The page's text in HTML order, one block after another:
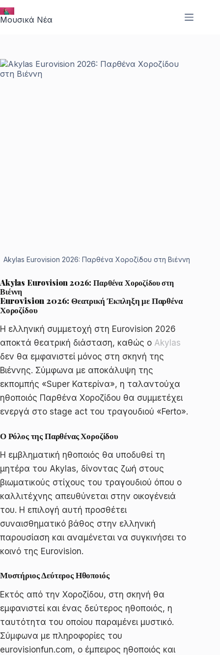
στο
περιεχόμενο
Μουσικά Νέα
Akylas Eurovision 2026: Παρθένα Χοροζίδου στη Βιέννη
Akylas Eurovision 2026: Παρθένα Χοροζίδου στη
Βιέννη
Eurovision 2026: Θεατρική Έκπληξη με Παρθένα
Χοροζίδου
Η ελληνική συμμετοχή στη Eurovision 2026
αποκτά θεατρική διάσταση, καθώς ο Akylas
δεν θα εμφανιστεί μόνος στη σκηνή της
Βιέννης. Σύμφωνα με αποκάλυψη της
εκπομπής «Super Κατερίνα», η ταλαντούχα
ηθοποιός Παρθένα Χοροζίδου θα συμμετέχει
ενεργά στο stage act του τραγουδιού «Ferto».
Ο Ρόλος της Παρθένας Χοροζίδου
Η εμβληματική ηθοποιός θα υποδυθεί τη
μητέρα του Akylas, δίνοντας ζωή στους
βιωματικούς στίχους του τραγουδιού όπου ο
καλλιτέχνης απευθύνεται στην οικογένειά
του. Η επιλογή αυτή προσθέτει
συναισθηματικό βάθος στην ελληνική
παρουσίαση και αναμένεται να συγκινήσει το
κοινό της Eurovision.
Μυστήριος Δεύτερος Ηθοποιός
Εκτός από την Χοροζίδου, στη σκηνή θα
εμφανιστεί και ένας δεύτερος ηθοποιός, η
ταυτότητα του οποίου παραμένει μυστικό.
Σύμφωνα με πληροφορίες του
eurovisionfun.com, ο έμπειρος ηθοποιός και